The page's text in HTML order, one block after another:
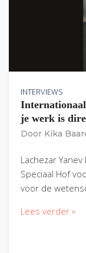
INTERVIEWS
je werk is
Door Kika
Lachezar
Speciaal Hof
voor de
Lees verder »